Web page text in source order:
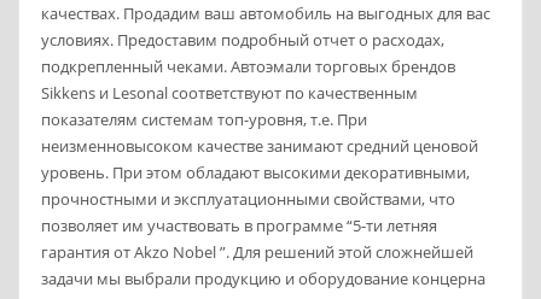
качествах. Продадим ваш автомобиль на выгодных для вас
условиях. Предоставим подробный отчет о расходах,
подкрепленный чеками. Автоэмали торговых брендов
Sikkens и Lesonal соответствуют по качественным
показателям системам топ-уровня, т.е. При
неизменновысоком качестве занимают средний ценовой
уровень. При этом обладают высокими декоративными,
прочностными и эксплуатационными свойствами, что
позволяет им участвовать в программе “5-ти летняя
гарантия от Akzo Nobel ”. Для решений этой сложнейшей
задачи мы выбрали продукцию и оборудование концерна